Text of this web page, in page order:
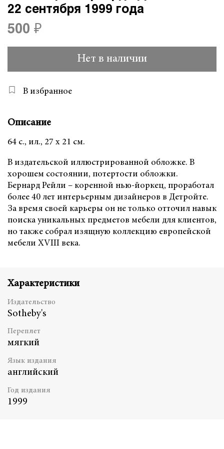
22 сентября 1999 года
500 ₽
Нет в наличии
В избранное
Описание
64 с., ил., 27 х 21 см.
В издательской иллюстрированной обложке. В
хорошем состоянии, потертости обложки.
Бернард Рейли – коренной нью-йоркец, проработал
более 40 лет интерьерным дизайнеров в Детройте.
За время своей карьеры он не только отточил навык
поиска уникальных предметов мебели для клиентов,
но также собрал изящную коллекцию европейской
мебели XVIII века.
Характеристики
Издательство
Sotheby's
Переплет
мягкий
Язык издания
английский
Год издания
1999